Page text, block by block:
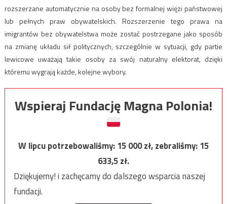
rozszerzane automatycznie na osoby bez formalnej więzi państwowej
lub pełnych praw obywatelskich. Rozszerzenie tego prawa na
imigrantów bez obywatelstwa może zostać postrzegane jako sposób
na zmianę układu sił politycznych, szczególnie w sytuacji, gdy partie
lewicowe uważają takie osoby za swój naturalny elektorat, dzięki
któremu wygrają każde, kolejne wybory.
Wspieraj Fundację Magna Polonia!
W lipcu potrzebowaliśmy:15 000zł, zebraliśmy:15
633,5zł.
Dziękujemy! i zachęcamy do dalszego wsparcia naszej
fundacji.